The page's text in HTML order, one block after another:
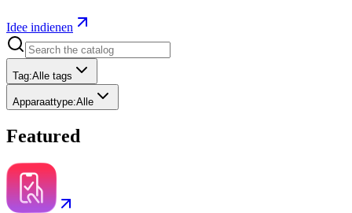
Idee indienen
Tag:Alle tags
Apparaattype:Alle
Featured